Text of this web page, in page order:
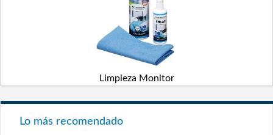
Limpieza Monitor
Lo más recomendado